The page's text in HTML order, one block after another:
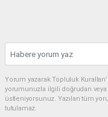
Yorum yazarak Topluluk
yorumunuzla ilgili doğrudan veya
üstleniyorsunuz. Yazılan tüm
tutulamaz.